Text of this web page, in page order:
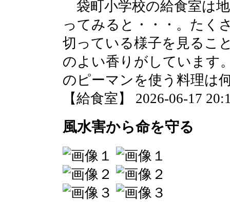
袋町小学校の給食室は
ってみると・・・。たく
切っている様子を見るこ
のよい香りがしています
のピーマンを使う料理は
【給食室】 2026-06-17
風水害から命を守る